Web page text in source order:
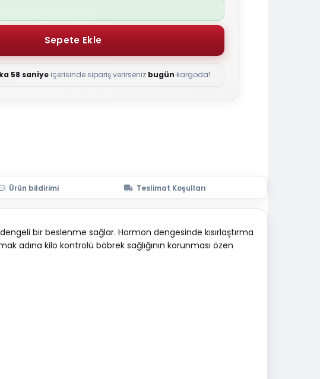
57 saniye içerisinde sipariş verirseniz bugün kargoda!
Ürün bildirimi Teslimat Koşulları
bir beslenme sağlar. Hormon dengesinde kısırlaştırma
adına kilo kontrolü böbrek sağlığının korunması özen